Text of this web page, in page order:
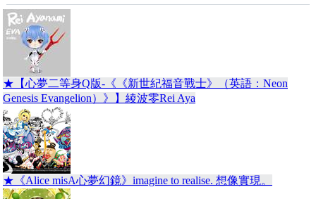
★【心夢二等身Q版-《《新世紀福音戰士》（英語：Neon
Genesis Evangelion）》】綾波零Rei Aya
★《Alice misA心夢幻鏡》imagine to realise. 想像實現。